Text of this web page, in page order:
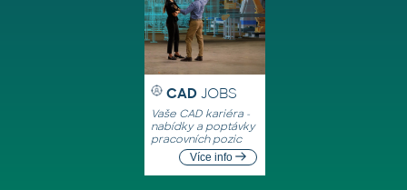
CAD JOBS
Vaše CAD kariéra -
nabídky a poptávky
pracovních pozic
Více info